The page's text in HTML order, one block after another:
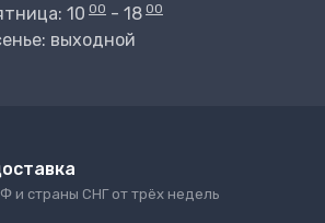
10 00 - 18 00
выходной
и страны СНГ от трёх недель